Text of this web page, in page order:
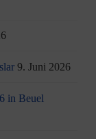
9. Juni 2026
in Beuel